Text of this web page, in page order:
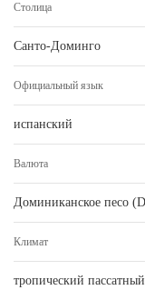
Столица
Санто-Доминго
Официальный язык
испанский
Валюта
Доминиканское песо
Климат
тропический